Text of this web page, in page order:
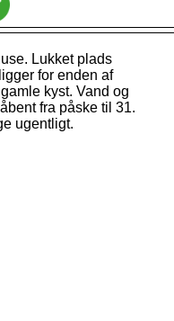
Lukket plads
for enden af
kyst. Vand og
fra påske til 31.
ugentligt.